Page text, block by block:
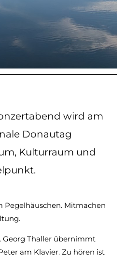
wird am
Donautag
Kulturraum und
Pegelhäuschen. Mitmachen
Georg Thaller übernimmt
am Klavier. Zu hören ist